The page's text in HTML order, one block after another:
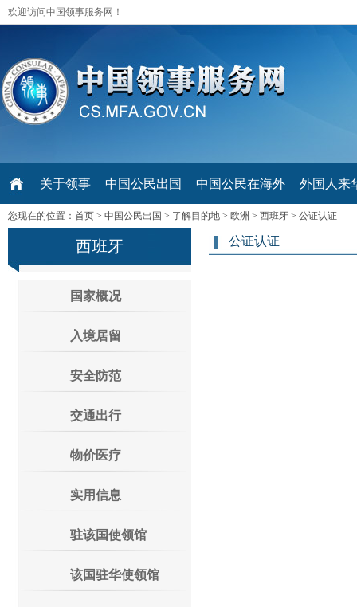
欢迎访问中国领事服务网！
关于领事 中国公民出国 中国公民在海外 外国人来
您现在的位置： 首页 > 中国公民出国 > 了解目的地 > 欧洲 > 西班牙 > 公证认证
西班牙
国家概况
入境居留
安全防范
交通出行
物价医疗
实用信息
驻该国使领馆
该国驻华使领馆
公证认证